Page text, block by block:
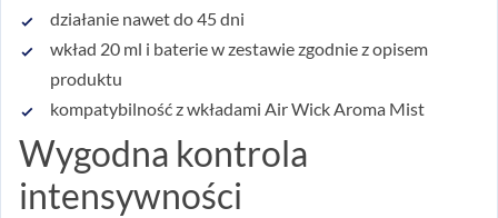
działanie nawet do 45 dni
wkład 20 ml i baterie w zestawie zgodnie z opisem
produktu
kompatybilność z wkładami Air Wick Aroma Mist
Wygodna kontrola
intensywności